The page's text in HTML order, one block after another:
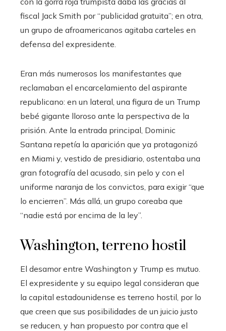
fiscal Jack Smith por “publicidad gratuita”; en otra,
un grupo de afroamericanos agitaba carteles en
defensa del expresidente.
Eran más numerosos los manifestantes que
reclamaban el encarcelamiento del aspirante
republicano: en un lateral, una figura de un Trump
bebé gigante lloroso ante la perspectiva de la
prisión. Ante la entrada principal, Dominic
Santana repetía la aparición que ya protagonizó
en Miami y, vestido de presidiario, ostentaba una
gran fotografía del acusado, sin pelo y con el
uniforme naranja de los convictos, para exigir “que
lo encierren”. Más allá, un grupo coreaba que
“nadie está por encima de la ley”.
Washington, terreno hostil
El desamor entre Washington y Trump es mutuo.
El expresidente y su equipo legal consideran que
la capital estadounidense es terreno hostil, por lo
que creen que sus posibilidades de un juicio justo
se reducen, y han propuesto por contra que el